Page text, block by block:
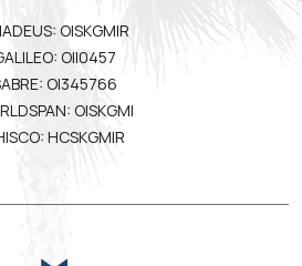
OISKGMIR
OII0457
OI345766
OISKGMI
HCSKGMIR